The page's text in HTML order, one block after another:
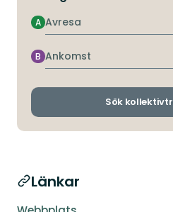
Avresa
A
Ankomst
B
Sök
Länkar